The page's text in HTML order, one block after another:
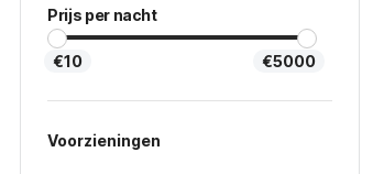
Prijs per nacht
€10 €5000
Voorzieningen